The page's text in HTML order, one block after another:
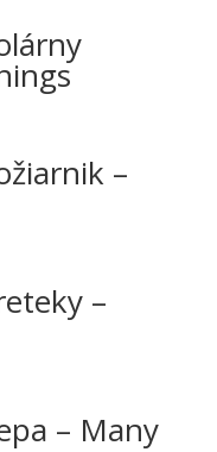
–
–
– Many